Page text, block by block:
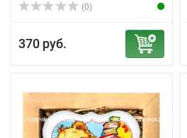
(0)
370 руб.